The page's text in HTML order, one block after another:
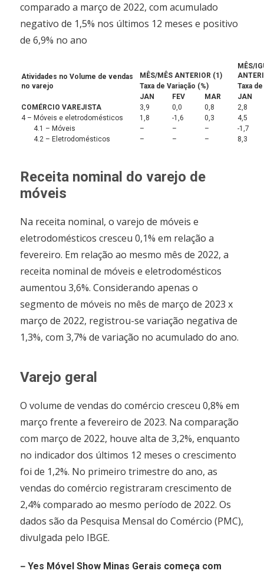
comparado a março de 2022, com acumulado
negativo de 1,5% nos últimos 12 meses e positivo
de 6,9% no ano
Atividades no Volume de vendas
no varejo
MÊS/MÊS ANTERIOR (1)
MÊS/
Taxa de Variação (%)
Taxa
JAN
FEV MAR
JAN
COMÉRCIO VAREJISTA
3,9 0,0 0,8
2,8
4 – Móveis e eletrodomésticos
1,8 -1,6 0,3
4,5
4.1 – Móveis
– – –
-1,7
4.2 – Eletrodomésticos
– – – 8,3
Receita nominal do varejo de
móveis
Na receita nominal, o varejo de móveis e
eletrodomésticos cresceu 0,1% em relação a
fevereiro. Em relação ao mesmo mês de 2022, a
receita nominal de móveis e eletrodomésticos
aumentou 3,6%. Considerando apenas o
segmento de móveis no mês de março de 2023 x
março de 2022, registrou-se variação negativa de
1,3%, com 3,7% de variação no acumulado do ano.
Varejo geral
O volume de vendas do comércio cresceu 0,8% em
março frente a fevereiro de 2023. Na comparação
com março de 2022, houve alta de 3,2%, enquanto
no indicador dos últimos 12 meses o crescimento
foi de 1,2%. No primeiro trimestre do ano, as
vendas do comércio registraram crescimento de
2,4% comparado ao mesmo período de 2022. Os
dados são da Pesquisa Mensal do Comércio (PMC),
divulgada pelo IBGE.
–Yes Móvel Show Minas Gerais começa com